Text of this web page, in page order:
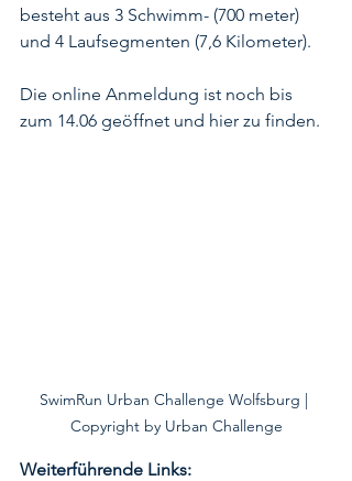
besteht aus 3 Schwimm- (700 meter)
und 4 Laufsegmenten (7,6 Kilometer).
Die online Anmeldung ist noch bis
zum 14.06 geöffnet und hier zu finden.
SwimRun Urban Challenge Wolfsburg |
Copyright by Urban Challenge
Weiterführende Links: